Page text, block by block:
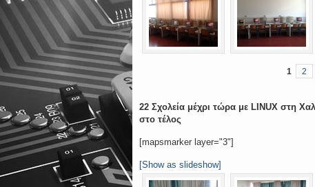
1 2
22 Σχολεία μέχρι τώρα με LINUX στη
στο τέλος
[mapsmarker layer="3"]
[Show as slideshow]